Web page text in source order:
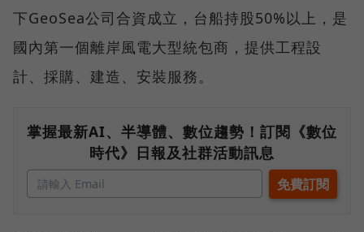
下GeoSea公司合資成立，台船持股50%以上，是
國內第一個離岸風電大型統包商，提供工程設
計、採購、建造、安裝服務。
掌握最新AI、半導體、數位趨勢！訂閱《數位
時代》日報及社群活動訊息